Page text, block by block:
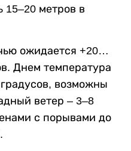
15–20 метров в
ожидается +20…
Днем температура
возможны
ветер – 3–8
с порывами до